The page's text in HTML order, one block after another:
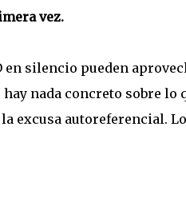
vez.
en silencio pueden
nada concreto sobre
excusa autoreferencial.